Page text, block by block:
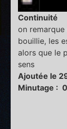
Continuité
on
bouillie, les
alors que le
sens
Ajoutée le
Minutage :